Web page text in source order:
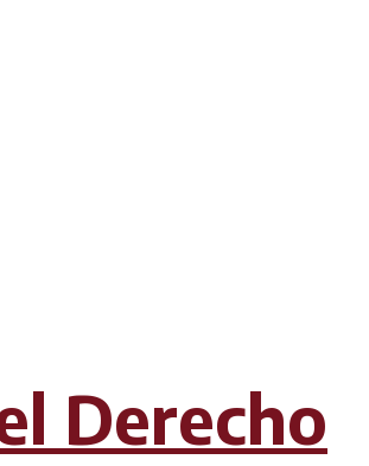
Derecho